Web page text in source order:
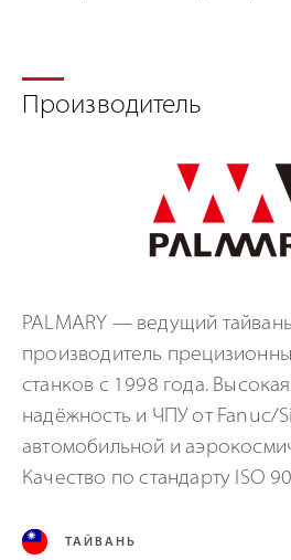
Производитель
PALMARY — ведущий
производитель
станков с 1998 года.
надёжность и ЧПУ от Fanuc/
автомобильной и
Качество по стандарту ISO
ТАЙВАНЬ